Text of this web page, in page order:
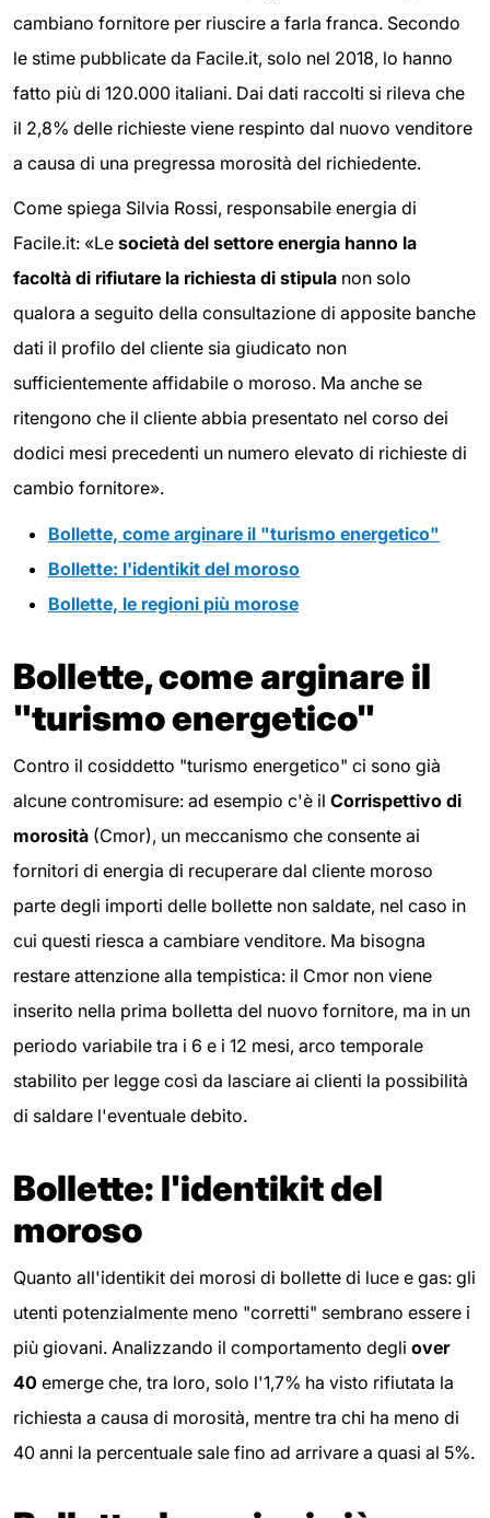
cambiano fornitore per riuscire a farla franca. Secondo
le stime pubblicate da Facile.it, solo nel 2018, lo hanno
fatto più di 120.000 italiani. Dai dati raccolti si rileva che
il 2,8% delle richieste viene respinto dal nuovo venditore
a causa di una pregressa morosità del richiedente.
Come spiega Silvia Rossi, responsabile energia di
Facile.it: «Le società del settore energia hanno la
facoltà di rifiutare la richiesta di stipula non solo
qualora a seguito della consultazione di apposite banche
dati il profilo del cliente sia giudicato non
sufficientemente affidabile o moroso. Ma anche se
ritengono che il cliente abbia presentato nel corso dei
dodici mesi precedenti un numero elevato di richieste di
cambio fornitore».
Bollette, come arginare il "turismo energetico"
Bollette: l'identikit del moroso
Bollette, le regioni più morose
Bollette, come arginare il
"turismo energetico"
Contro il cosiddetto "turismo energetico" ci sono già
alcune contromisure: ad esempio c'è il Corrispettivo di
morosità (Cmor), un meccanismo che consente ai
fornitori di energia di recuperare dal cliente moroso
parte degli importi delle bollette non saldate, nel caso in
cui questi riesca a cambiare venditore. Ma bisogna
restare attenzione alla tempistica: il Cmor non viene
inserito nella prima bolletta del nuovo fornitore, ma in un
periodo variabile tra i 6 e i 12 mesi, arco temporale
stabilito per legge così da lasciare ai clienti la possibilità
di saldare l'eventuale debito.
Bollette: l'identikit del
moroso
Quanto all'identikit dei morosi di bollette di luce e gas: gli
utenti potenzialmente meno "corretti" sembrano essere i
più giovani. Analizzando il comportamento degli over
40 emerge che, tra loro, solo l'1,7% ha visto rifiutata la
richiesta a causa di morosità, mentre tra chi ha meno di
40 anni la percentuale sale fino ad arrivare a quasi al 5%.